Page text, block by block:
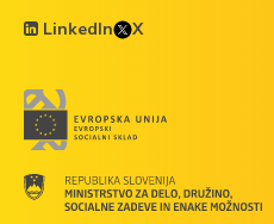
LinkedIn X